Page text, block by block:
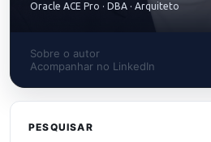
Oracle ACE Pro · DBA · Arquiteto
Sobre o autor
Acompanhar no LinkedIn
PESQUISAR